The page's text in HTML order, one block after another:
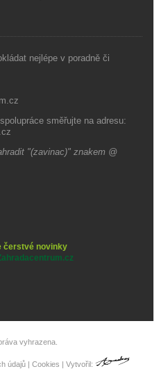
nejlépe v poradně či
směřujte na adresu:
"(zavinac)" znakem @
čerstvé novinky
vyhrazena.
údajů | Cookies | Vytvořil: